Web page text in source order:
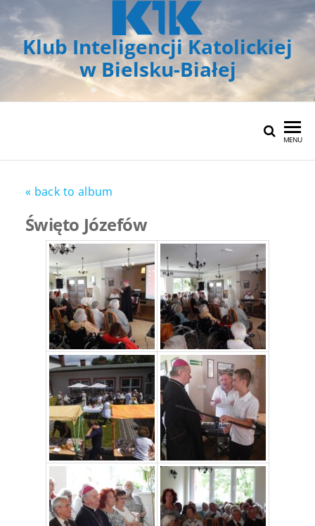
Klub Inteligencji Katolickiej
w Bielsku-Białej
MENU
« back to album
Święto Józefów